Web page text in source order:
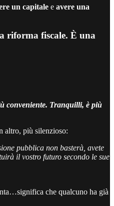
un capitale e avere una
riforma fiscale. È una
conveniente. Tranquilli, è più
altro, più silenzioso:
pubblica non basterà, avete
il vostro futuro secondo le sue
che qualcuno ha già